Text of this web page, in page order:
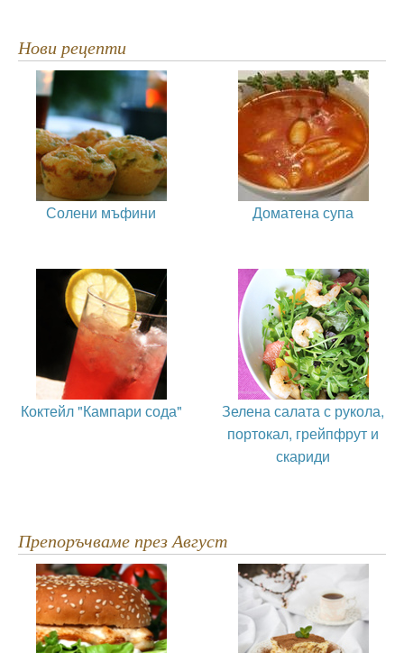
Нови рецепти
Солени мъфини Доматена супа
Коктейл "Кампари сода"
Зелена салата с рукола,
портокал, грейпфрут и
скариди
Препоръчваме през Август